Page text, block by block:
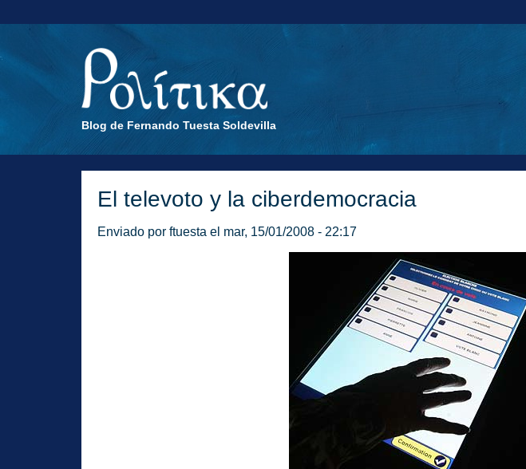
Blog de Fernando Tuesta Soldevilla
El televoto y la ciberdemocracia
Enviado por ftuesta el mar, 15/01/2008 - 22:17